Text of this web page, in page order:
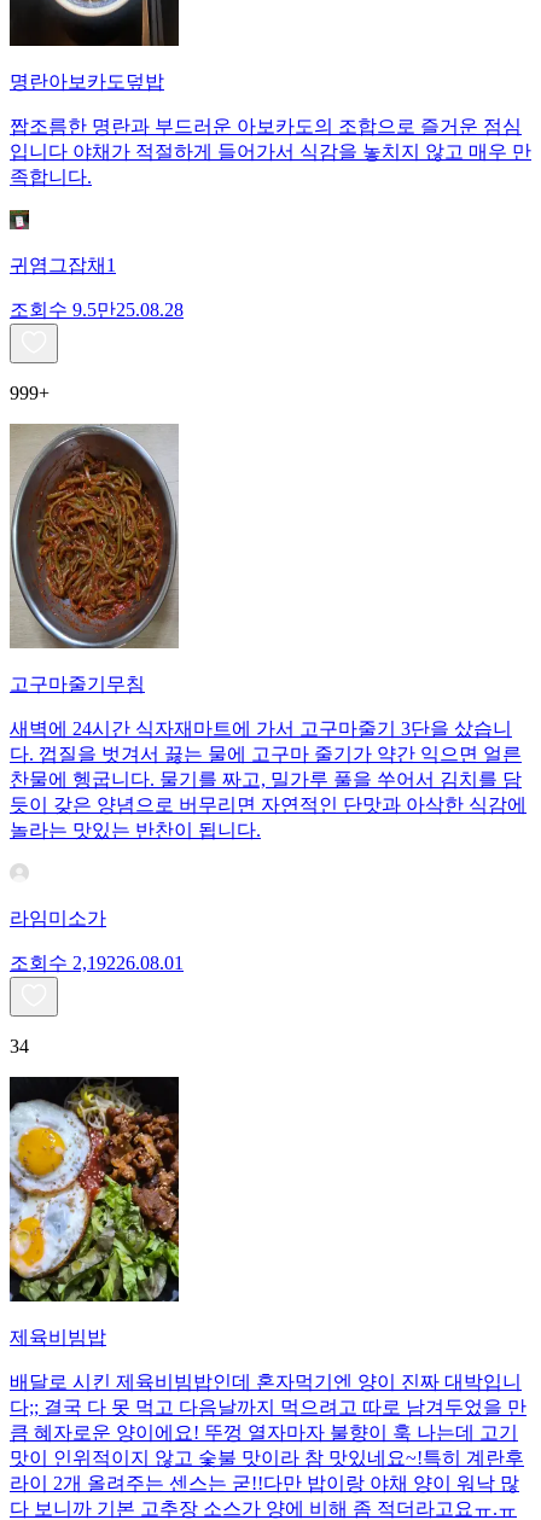
명란아보카도덮밥
짭조름한 명란과 부드러운 아보카도의 조합으로 즐거운 점심
입니다 야채가 적절하게 들어가서 식감을 놓치지 않고 매우 만
족합니다.
귀염그잡채1
조회수 9.5만25.08.28
999+
고구마줄기무침
새벽에 24시간 식자재마트에 가서 고구마줄기 3단을 샀습니
다. 껍질을 벗겨서 끓는 물에 고구마 줄기가 약간 익으면 얼른
찬물에 헹굽니다. 물기를 짜고, 밀가루 풀을 쑤어서 김치를 담
듯이 갖은 양념으로 버무리면 자연적인 단맛과 아삭한 식감에
놀라는 맛있는 반찬이 됩니다.
라임미소가
조회수 2,19226.08.01
34
제육비빔밥
배달로 시킨 제육비빔밥인데 혼자먹기엔 양이 진짜 대박입니
다;; 결국 다 못 먹고 다음날까지 먹으려고 따로 남겨두었을 만
큼 혜자로운 양이에요! 뚜껑 열자마자 불향이 훅 나는데 고기
맛이 인위적이지 않고 숯불 맛이라 참 맛있네요~!특히 계란후
라이 2개 올려주는 센스는 굳!! ​다만 밥이랑 야채 양이 워낙 많
다 보니까 기본 고추장 소스가 양에 비해 좀 적더라고요ㅠ.ㅠ